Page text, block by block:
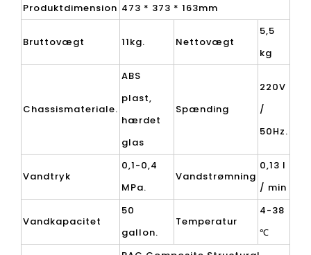
Produktdimension 473 * 373 * 163mm
Bruttovægt 11kg. Nettovægt
5,5
kg
Chassismateriale.
ABS
plast,
hærdet
glas
Spænding
220V
/
50Hz.
Vandtryk
0,1-0,4
MPa.
Vandstrømning
0,13 l
/ min
Vandkapacitet
50
gallon.
Temperatur
4-38
℃